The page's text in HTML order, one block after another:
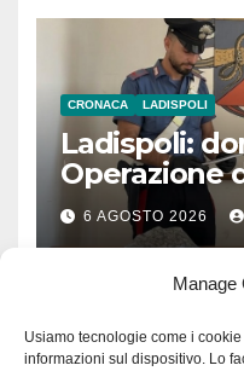
Manage
Usiamo tecnologie come i
informazioni sul dispositivo. Lo
CRONACA LADISPOLI
Ladispoli:
Operazione
6 AGOSTO 2026